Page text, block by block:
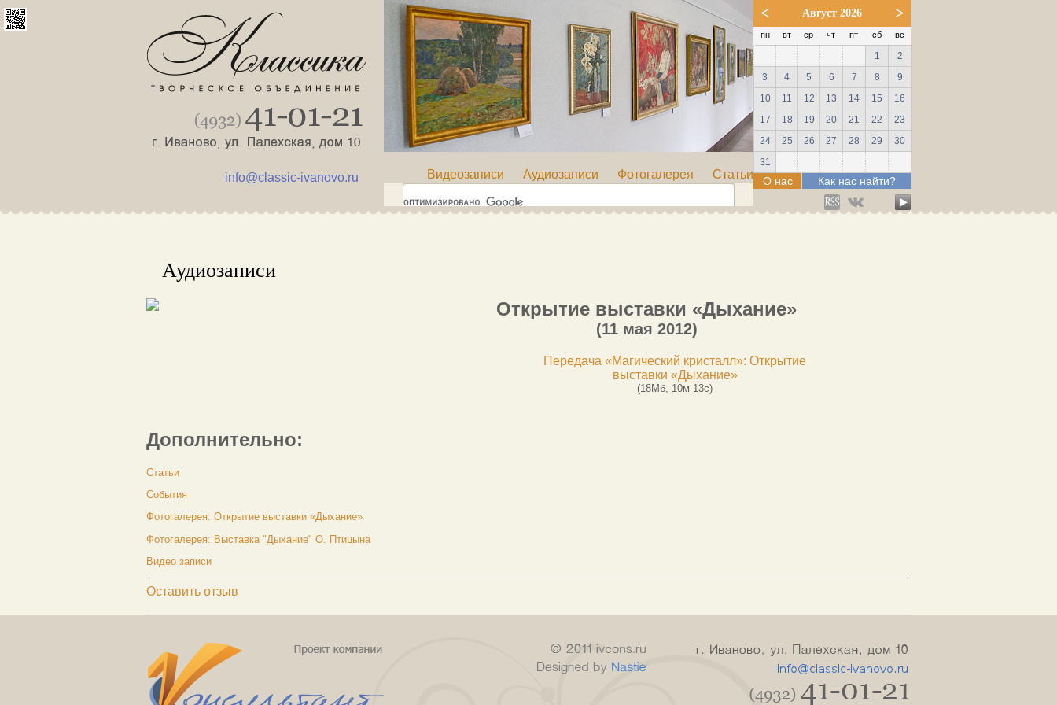
< Август 2026 >
пн вт ср чт пт сб вс
1
2
3
4 5 6 7 8
9
10
11 12 13 14 15
16
17
18 19 20 21 22
23
24
25 26 27 28 29
30
31
О нас Как нас найти?
info@classic-ivanovo.ru Видеозаписи Аудиозаписи Фотогалерея Статьи
Аудиозаписи
Открытие выставки «Дыхание»
(11 мая 2012)
Передача «Магический кристалл»: Открытие
выставки «Дыхание»
(18Мб, 10м 13с)
Дополнительно:
Статьи
События
Фотогалерея: Открытие выставки «Дыхание»
Фотогалерея: Выставка "Дыхание" О. Птицына
Видео записи
Оставить отзыв